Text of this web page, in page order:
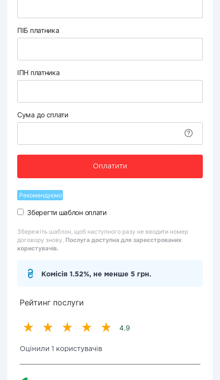
ПІБ платника
ІПН платника
Сума до сплати
Оплатити
Рекомендуємо
Зберегти шаблон оплати
Збережіть шаблон, щоб наступного разу не вводити номер
договору знову. Послуга доступна для зареєстрованих
користувачів.
Комісія 1.52%, не менше 5 грн.
Рейтинг послуги
4.9
Оцінили 1 користувачів